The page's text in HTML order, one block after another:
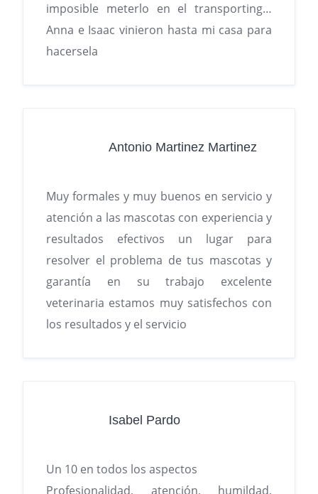
imposible meterlo en el transporting…
Anna e Isaac vinieron hasta mi casa para
hacersela
Antonio Martinez Martinez
Muy formales y muy buenos en servicio y
atención a las mascotas con experiencia y
resultados efectivos un lugar para
resolver el problema de tus mascotas y
garantía en su trabajo excelente
veterinaria estamos muy satisfechos con
los resultados y el servicio
Isabel Pardo
Un 10 en todos los aspectos
Profesionalidad, atención, humildad,